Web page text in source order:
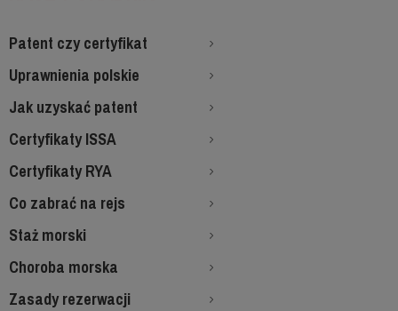
Patent czy certyfikat
Uprawnienia polskie
Jak uzyskać patent
Certyfikaty ISSA
Certyfikaty RYA
Co zabrać na rejs
Staż morski
Choroba morska
Zasady rezerwacji